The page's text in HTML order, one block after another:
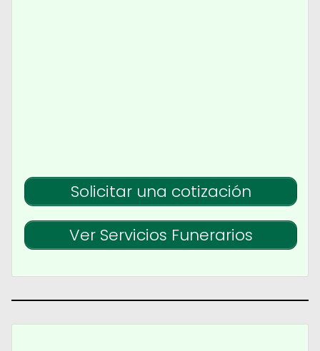
Solicitar una cotización
Ver Servicios Funerarios